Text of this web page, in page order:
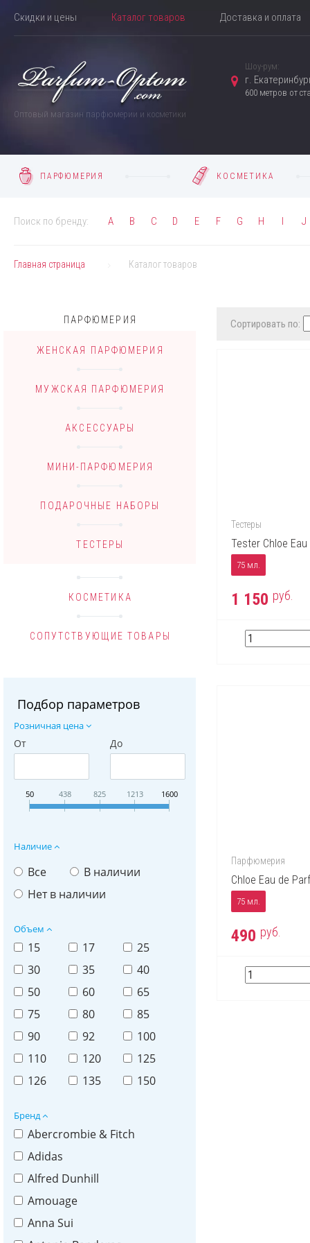
Скидки и цены Каталог товаров Доставка и оплата
Оптовый магазин парфюмерии и косметики
Шоу-рум:
г.
600 метров от
ПАРФЮМЕРИЯ КОСМЕТИКА
Поиск по бренду: A B C D E F G H I J
Главная страница Каталог товаров
ПАРФЮМЕРИЯ
ЖЕНСКАЯ ПАРФЮМЕРИЯ
МУЖСКАЯ ПАРФЮМЕРИЯ
АКСЕССУАРЫ
МИНИ-ПАРФЮМЕРИЯ
ПОДАРОЧНЫЕ НАБОРЫ
ТЕСТЕРЫ
КОСМЕТИКА
СОПУТСТВУЮЩИЕ ТОВАРЫ
Подбор параметров
Розничная цена
От До
50 438 825 1213 1600
Наличие
Все
В наличии
Нет в наличии
Объем
15 17
25
30
35
40
50
60
65
75
80
85
90
92
100
110
120
125
126
135 150
Бренд
Abercrombie & Fitch
Adidas
Alfred Dunhill
Amouage
Anna Sui
Сортировать по:
Тестеры
Tester Chloe
75 мл.
1 150 руб.
Парфюмерия
Chloe Eau de
75 мл.
490 руб.